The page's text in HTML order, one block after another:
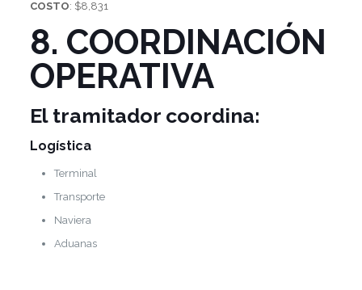
COSTO: $8,831
8. COORDINACIÓN
OPERATIVA
El tramitador coordina:
Logística
Terminal
Transporte
Naviera
Aduanas